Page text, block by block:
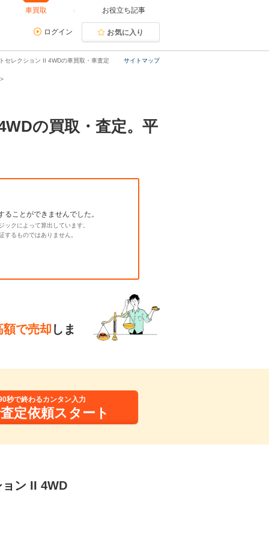
車買取 お役立ち記事
ログイン お気に入り
サイトマップ
セレクション II 4WDの車買取・車査定
の買取・査定。平
ことができませんでした。
クによって算出しています。
るものではありません。
額で売却 しま
秒で終わるカンタン入力
定依頼スタート
ン II 4WD